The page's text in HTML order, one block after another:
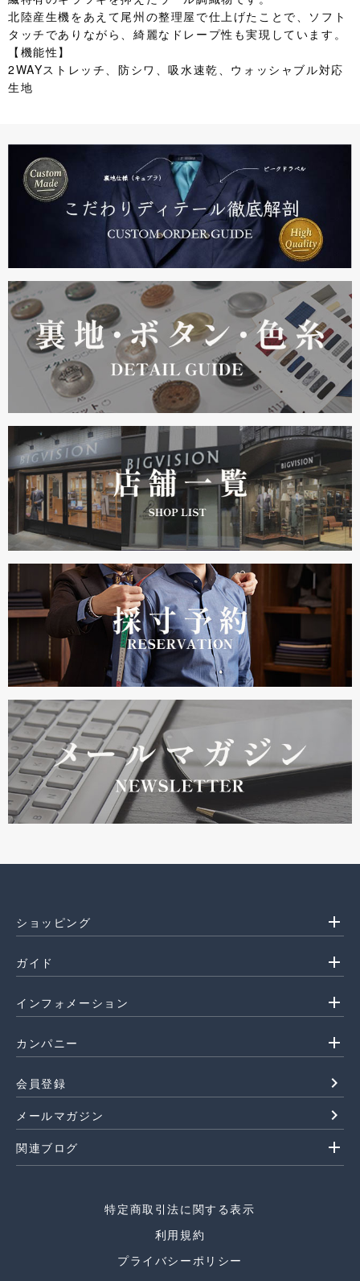
北陸産生機をあえて尾州の整理屋で仕上げたことで、ソフト
タッチでありながら、綺麗なドレープ性も実現しています。
【機能性】
2WAYストレッチ、防シワ、吸水速乾、ウォッシャブル対応
生地
ショッピング add
ガイド add
インフォメーション add
カンパニー add
会員登録 navigate_next
メールマガジン navigate_next
関連ブログ add
特定商取引法に関する表示
利用規約
プライバシーポリシー